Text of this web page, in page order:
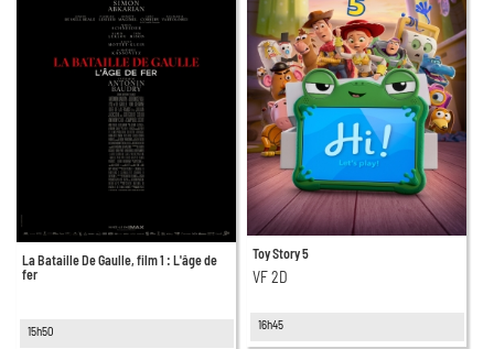
La Bataille De Gaulle, film 1 : L'âge de
fer
15h50
Toy Story 5
VF 2D
16h45